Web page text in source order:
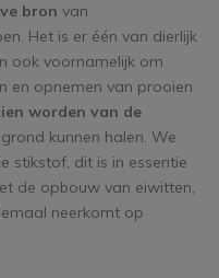
bron van
Het is er één van dierlijk
ook voornamelijk om
en opnemen van prooien
worden van de
kunnen halen. We
stikstof, dit is in essentie
de opbouw van eiwitten,
neerkomt op